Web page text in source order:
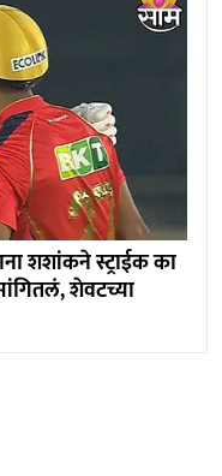
शशांकने स्ट्राईक का
शेवटच्या